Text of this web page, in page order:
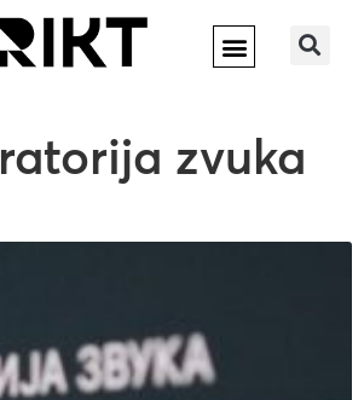
zvuka